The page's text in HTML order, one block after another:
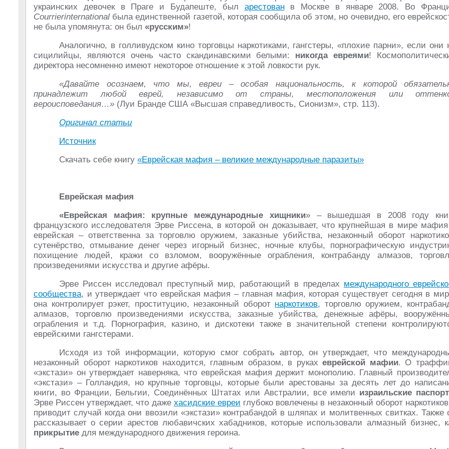
украинских девочек в Праге и Будапеште, был арестованв Москве в январе 2008. Во
Courrierinternational была единственной газетой, которая сообщила об этом, но очевидно, его
не была упомянута: он был «русским»!
Аналогично, в голливудском кино торговцы наркотиками, гангстеры, «плохие парни», если они
сицилийцы, являются очень часто скандинавскими белыми: никогда евреями!
директора несомненно имеют некоторое отношение к этой ловкости рук.
«Давайте осознаем, что мы, евреи – особая национальность, к которой
принадлежит любой еврей, независимо от страны, местоположения или
вероисповедания…» (Луи Бранде США «Высшая справедливость, Сионизм», стр. 113).
Оригинал статьи
Источник
Скачать себе книгу «Еврейская мафия – великие международные паразиты»
Еврейская мафия
«Еврейская мафия: крупные международные хищники» – вышедшая в 2008 году
французского исследователя Эрве Риссена, в которой он доказывает, что крупнейшая в мире
еврейская – ответственна за торговлю оружием, заказные убийства, незаконный оборот
сутенёрство, отмывание денег через игорный бизнес, ночные клубы, порнографическую
похищение людей, кражи со взломом, вооружённые ограбления, контрабанду алмазов,
произведениями искусства и другие афёры.
Эрве Риссен исследовал преступный мир, работающий в пределах международного
сообщества, и утверждает что еврейская мафия – главная мафия, которая существует сегодня в
она контролирует рэкет, проституцию, незаконный оборот наркотиков, торговлю оружием,
алмазов, торговлю произведениями искусства, заказные убийства, денежные афёры,
ограбления и т.д. Порнография, казино, и дискотеки также в значительной степени
еврейскими гангстерами.
Исходя из той информации, которую смог собрать автор, он утверждает, что
незаконный оборот наркотиков находится, главным образом, в рукахеврейской мафии. О
«экстази» он утверждает наверняка, что еврейская мафия держит монополию. Главный
«экстази» – Голландия, но крупные торговцы, которые были арестованы за десять лет до
книги, во Франции, Бельгии, Соединённых Штатах или Австралии, все имели израильские
Эрве Риссен утверждает, что даже хасидские евреи глубоко вовлечены в незаконный оборот
приводит случай когда они ввозили «экстази» контрабандой в шляпах и молитвенных свитках. Также
рассказывает о серии арестов любавичских хабадников, которые использовали алмазный бизнес,
прикрытие для международного движения героина.